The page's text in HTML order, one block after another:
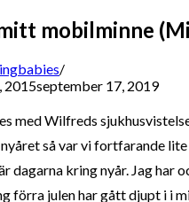
mobilminne
2015september 17, 2019
med Wilfreds
så var vi fortfarande lite
dagarna kring nyår. Jag har
förra julen har gått djupt i i